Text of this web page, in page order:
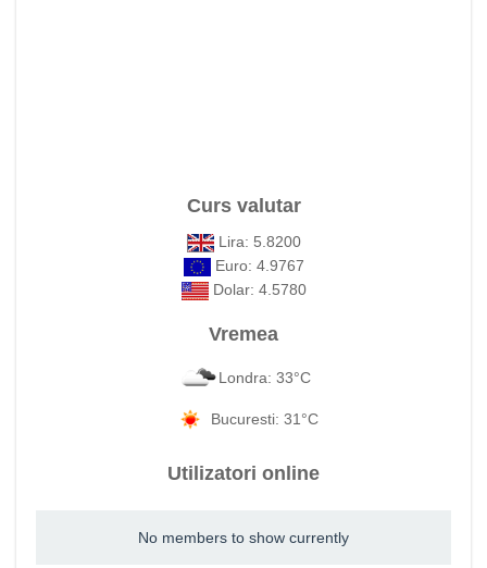
Curs valutar
Lira: 5.8200
Euro: 4.9767
Dolar: 4.5780
Vremea
Londra: 33°C
Bucuresti: 31°C
Utilizatori online
No members to show currently